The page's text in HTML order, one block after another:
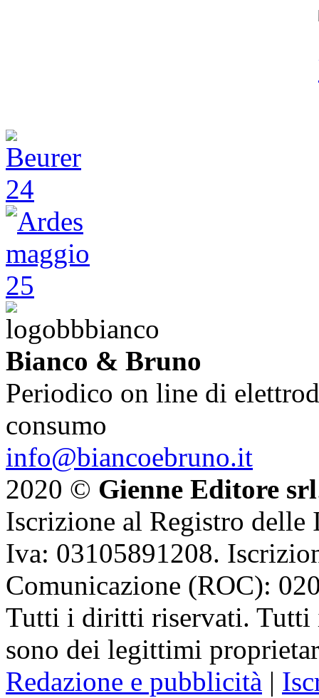
Bianco & Bruno
Periodico on line di
consumo
info@biancoebruno.it
2020 © Gienne Editore srl
Iscrizione al Registro delle
Iva: 03105891208.
Comunicazione (ROC):
Tutti i diritti riservati. Tutti
sono dei legittimi
Redazione e pubblicità |